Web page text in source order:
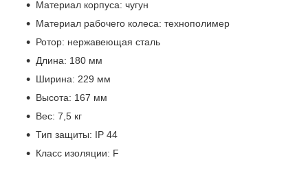
Материал корпуса: чугун
Материал рабочего колеса: технополимер
Ротор: нержавеющая сталь
Длина: 180 мм
Ширина: 229 мм
Высота: 167 мм
Вес: 7,5 кг
Тип защиты: IP 44
Класс изоляции: F